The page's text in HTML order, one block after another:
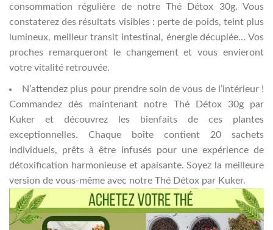
consommation régulière de notre Thé Détox 30g. Vous
constaterez des résultats visibles : perte de poids, teint plus
lumineux, meilleur transit intestinal, énergie décuplée… Vos
proches remarqueront le changement et vous envieront
votre vitalité retrouvée.
N’attendez plus pour prendre soin de vous de l’intérieur !
Commandez dès maintenant notre Thé Détox 30g par
Kuker et découvrez les bienfaits de ces plantes
exceptionnelles. Chaque boîte contient 20 sachets
individuels, prêts à être infusés pour une expérience de
détoxification harmonieuse et apaisante. Soyez la meilleure
version de vous-même avec notre Thé Détox par Kuker.